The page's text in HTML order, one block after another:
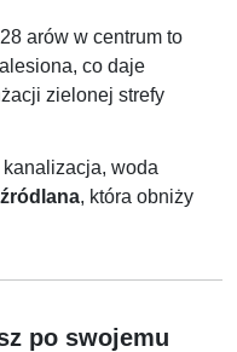
arów w centrum to
co daje
zielonej strefy
kanalizacja, woda
, która obniży
po swojemu